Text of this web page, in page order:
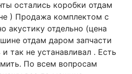
остались коробки отдам
) Продажа комплектом с
акустику отдельно (цена
отдам даром запчасти
так не устанавливал . Есть
По всем вопросам